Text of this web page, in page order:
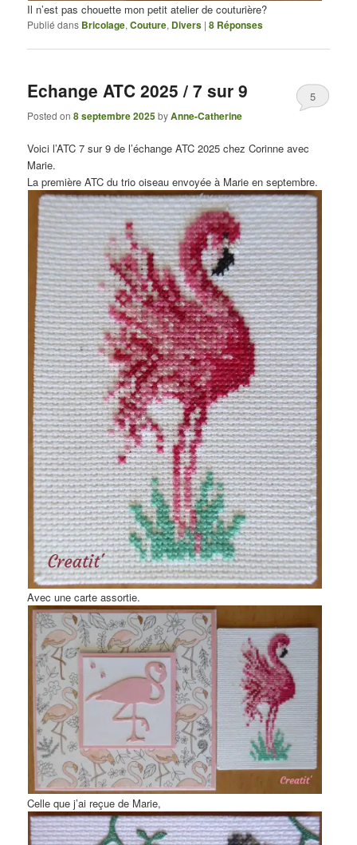
Il n’est pas chouette mon petit atelier de couturière?
Publié dans Bricolage,Couture, Divers |8 Réponses
Echange ATC 2025 / 7 sur 9
Posted on8 septembre 2025byAnne-Catherine
5
Voici l’ATC 7 sur 9 de l’échange ATC 2025 chez Corinne avec
Marie.
La première ATC du trio oiseau envoyée à Marie en septembre.
Avec une carte assortie.
Celle que j’ai reçue de Marie,